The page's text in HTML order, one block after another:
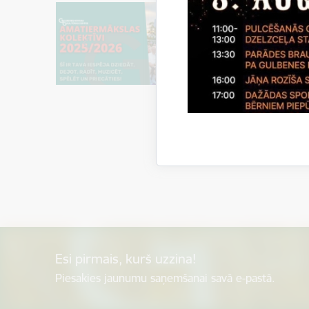
Esi pirmais, kurš uzzina!
Piesakies jaunumu saņemšanai savā e-pastā.